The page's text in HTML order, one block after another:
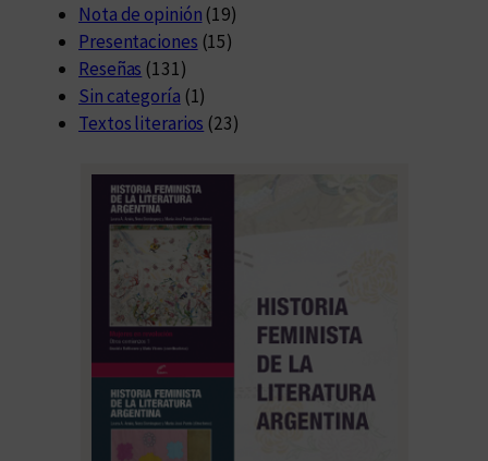
Nota de opinión (19)
Presentaciones (15)
Reseñas (131)
Sin categoría (1)
Textos literarios (23)